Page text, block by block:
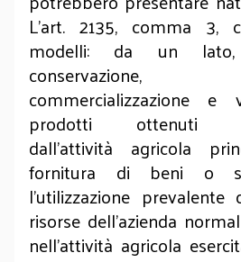
L’art. 2135, comma 3,
modelli: da un lato,
conservazione,
commercializzazione e
prodotti ottenuti
dall’attività agricola
fornitura di beni o
l’utilizzazione
risorse dell’azienda
nell’attività agricola